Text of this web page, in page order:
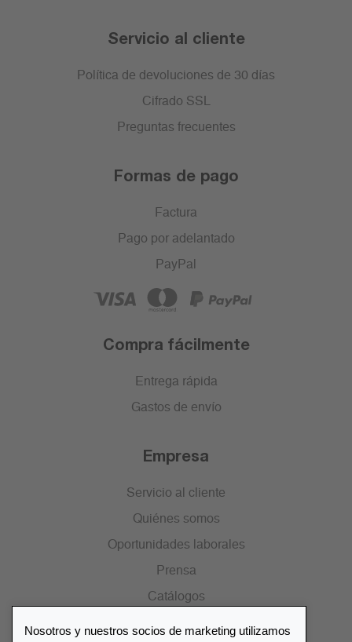
Servicio al cliente
Política de devoluciones de 30 días
Cifrado SSL
Preguntas frecuentes
Formas de pago
Factura
Pago por adelantado
PayPal
Compra fácilmente
Entrega rápida
Gastos de envío
Empresa
Servicio al cliente
Quiénes somos
Oportunidades laborales
Prensa
Catálogos
Nosotros y nuestros socios de marketing utilizamos